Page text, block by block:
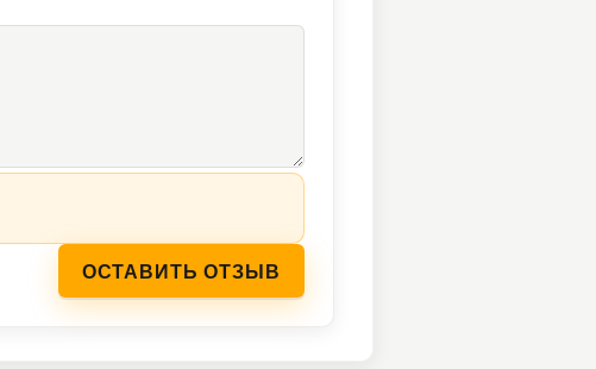
ОСТАВИТЬ ОТЗЫВ